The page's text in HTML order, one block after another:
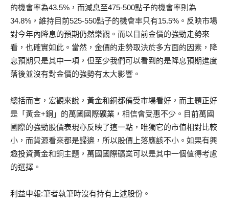
的機會率為43.5%，而減息至475-500點子的機會率則為
34.8%，維持目前525-550點子的機會率只有15.5%。反映市場
對今年內降息的預期仍然樂觀。而以目前金價的強勁走勢來
看，也確實如此。當然，金價的走勢取決於多方面的因素，降
息預期只是其中一項，但至少我們可以看到的是降息預期進度
落後並沒有對金價的強勢有太大影響。
總括而言，宏觀來說，黃金和銅都備受市場看好，而主題正好
是「黃金+銅」的萬國國際礦業，相信會受惠不少。目前萬國
國際的強勁股價表現亦反映了這一點，唯獨它的市值相對比較
小，而貨源看來都是歸邊，所以股價上落應該不小。如果有興
趣投資黃金和銅主題，萬國國際礦業可以是其中一個值得考慮
的選擇。
利益申報:筆者執筆時沒有持有上述股份。